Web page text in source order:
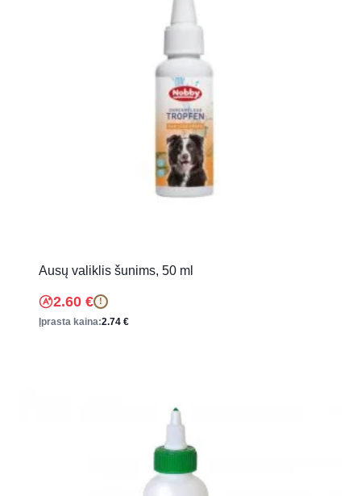
Ausų valiklis šunims, 50 ml
2.60 € !
Įprasta kaina:2.74 €